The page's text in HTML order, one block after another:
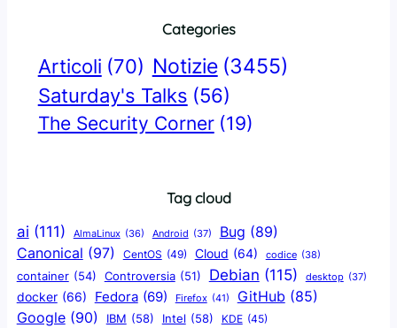
Categories
Articoli (70) Notizie (3455)
Saturday's Talks (56)
The Security Corner (19)
Tag cloud
ai (111) AlmaLinux (36) Android (37) Bug (89)
Canonical (97) CentOS (49) Cloud (64) codice (38)
container (54) Controversia (51) Debian (115) desktop (37)
docker (66) Fedora (69) Firefox (41) GitHub (85)
Google (90) IBM (58) Intel (58) KDE (45)